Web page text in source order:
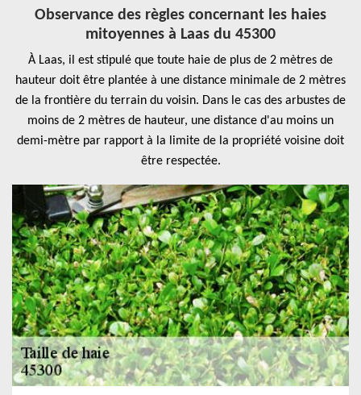
Observance des règles concernant les haies
mitoyennes à Laas du 45300
À Laas, il est stipulé que toute haie de plus de 2 mètres de
hauteur doit être plantée à une distance minimale de 2 mètres
de la frontière du terrain du voisin. Dans le cas des arbustes de
moins de 2 mètres de hauteur, une distance d'au moins un
demi-mètre par rapport à la limite de la propriété voisine doit
être respectée.